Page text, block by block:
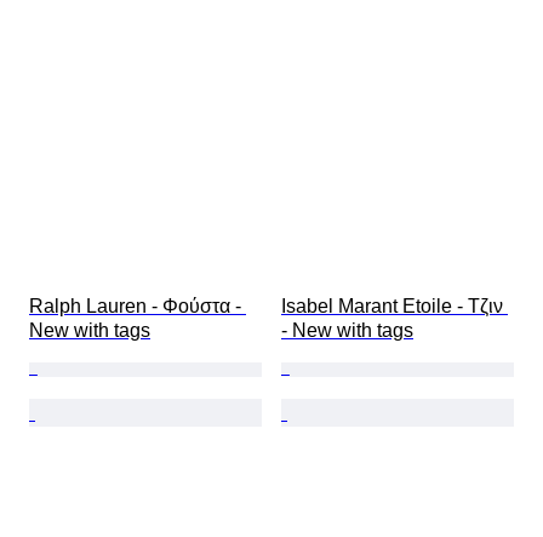
Ralph Lauren - Φούστα -
New with tags
Isabel Marant Etoile - Τζιν
- New with tags